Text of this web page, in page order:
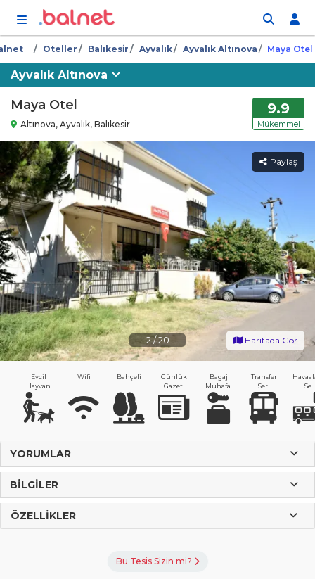
Oteller Balıkesi̇r Ayvalık Ayvalık Altınova Maya Otel
Ayvalık Altınova
Maya Otel
Altınova, Ayvalık, Balıkesir
9.9
Mükemmel
2/20
Paylaş
Haritada Gör
Evcil
Hayvan.
Wifi Bahçeli
Günlük
Gazet.
Bagaj
Muhafa.
Transfer
Ser.
Se.
YORUMLAR
BILGILER
ÖZELLIKLER
Bu Tesis Sizin mi?